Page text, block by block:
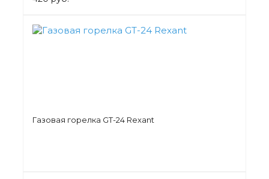
Газовая горелка GT-24 Rexant